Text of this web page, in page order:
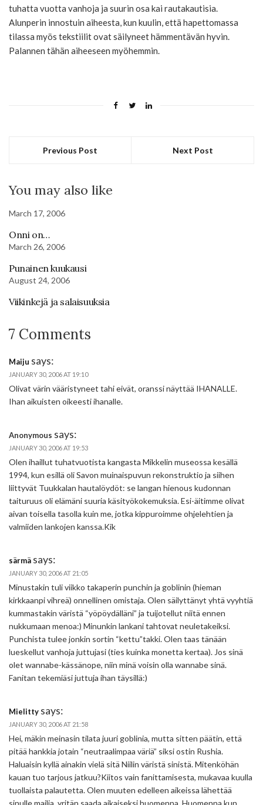
tuhatta vuotta vanhoja ja suurin osa kai rautakautisia.
Alunperin innostuin aiheesta, kun kuulin, että hapettomassa
tilassa myös tekstiilit ovat säilyneet hämmentävän hyvin.
Palannen tähän aiheeseen myöhemmin.
Previous Post Next Post
You may also like
March 17, 2006
Onni on…
March 26, 2006
Punainen kuukausi
August 24, 2006
Viikinkejä ja salaisuuksia
7 Comments
Maiju says:
JANUARY 30, 2006 AT 19:10
Olivat värin vääristyneet tahi eivät, oranssi näyttää IHANALLE.
Ihan aikuisten oikeesti ihanalle.
Anonymous says:
JANUARY 30, 2006 AT 19:53
Olen ihaillut tuhatvuotista kangasta Mikkelin museossa kesällä
1994, kun esillä oli Savon muinaispuvun rekonstruktio ja siihen
liittyvät Tuukkalan hautalöydöt: se langan hienous kudonnan
taituruus oli elämäni suuria käsityökokemuksia. Esi-äitimme olivat
aivan toisella tasolla kuin me, jotka kippuroimme ohjelehtien ja
valmiiden lankojen kanssa.Kik
särmä says:
JANUARY 30, 2006 AT 21:05
Minustakin tuli viikko takaperin punchin ja goblinin (hieman
kirkkaanpi vihreä) onnellinen omistaja. Olen säilyttänyt yhtä vyyhtiä
kummastakin väristä “yöpöydälläni” ja tuijotellut niitä ennen
nukkumaan menoa:) Minunkin lankani tahtovat neuletakeiksi.
Punchista tulee jonkin sortin “kettu”takki. Olen taas tänään
lueskellut vanhoja juttujasi (ties kuinka monetta kertaa). Jos sinä
olet wannabe-kässänope, niin minä voisin olla wannabe sinä.
Fanitan tekemiäsi juttuja ihan täysillä:)
Mielitty says:
JANUARY 30, 2006 AT 21:58
Hei, mäkin meinasin tilata juuri goblinia, mutta sitten päätin, että
pitää hankkia jotain “neutraalimpaa väriä” siksi ostin Rushia.
Haluaisin kyllä ainakin vielä sitä Niilin väristä sinistä. Mitenköhän
kauan tuo tarjous jatkuu?Kiitos vain fanittamisesta, mukavaa kuulla
tuollaista palautetta. Olen muuten edelleen aikeissa lähettää
sinulle mailia, yritän saada aikaiseksi huomenna. Huomenna kun